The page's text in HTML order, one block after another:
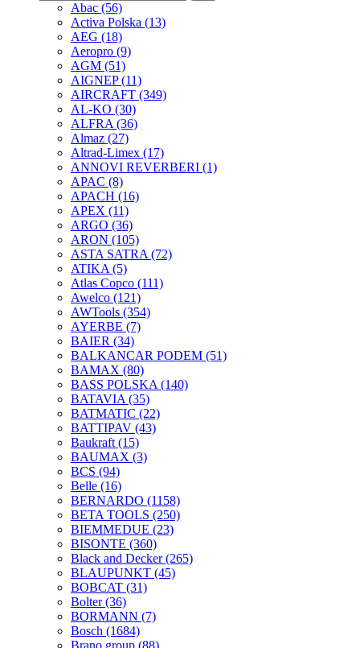
Abac (56)
Activa Polska (13)
AEG (18)
Aeropro (9)
AGM (51)
AIGNEP(11)
AIRCRAFT (349)
AL-KO (30)
ALFRA (36)
Almaz (27)
Altrad-Limex (17)
ANNOVI REVERBERI (1)
APAC (8)
APACH (16)
APEX (11)
ARGO (36)
ARON (105)
ASTA SATRA (72)
ATIKA (5)
Atlas Copco (111)
Awelco (121)
AWTools (354)
AYERBE (7)
BAIER (34)
BALKANCAR PODEM (51)
BAMAX (80)
BASS POLSKA (140)
BATAVIA (35)
BATMATIC (22)
BATTIPAV (43)
Baukraft (15)
BAUMAX (3)
BCS (94)
Belle (16)
BERNARDO (1158)
BETA TOOLS (250)
BIEMMEDUE (23)
BISONTE (360)
Black and Decker(265)
BLAUPUNKT (45)
BOBCAT (31)
Bolter(36)
BORMANN (7)
Bosch (1684)
Brano group (88)